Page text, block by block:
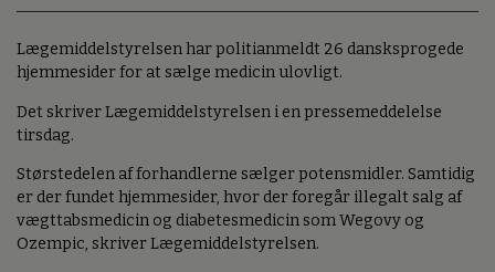
Lægemiddelstyrelsen har politianmeldt 26 dansksprogede
hjemmesider for at sælge medicin ulovligt.
Det skriver Lægemiddelstyrelsen i en pressemeddelelse
tirsdag.
Størstedelen af forhandlerne sælger potensmidler. Samtidig
er der fundet hjemmesider, hvor der foregår illegalt salg af
vægttabsmedicin og diabetesmedicin som Wegovy og
Ozempic, skriver Lægemiddelstyrelsen.